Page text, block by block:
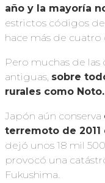
año y la mayoría
estrictos códigos
hace más de cuatro
Pero muchas de las
antiguas, sobre
rurales como Noto.
Japón aún conserva
terremoto de
dejó unos 18 mil
provocó una
Fukushima.